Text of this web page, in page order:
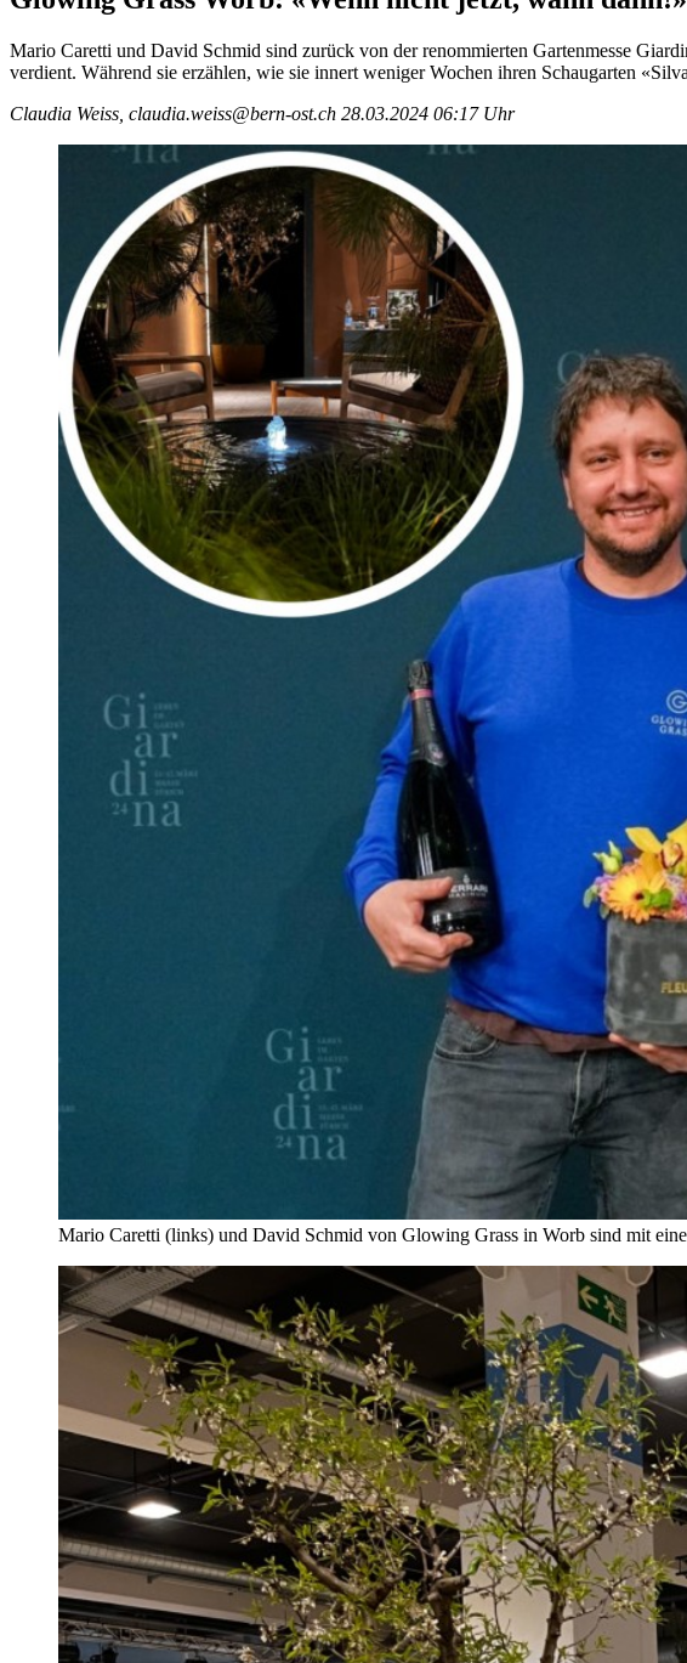
Mario Caretti und David Schmid sind zurück von der renommierten Gartenmesse
verdient. Während sie erzählen, wie sie innert weniger Wochen ihren Schaugarten
Claudia Weiss, claudia.weiss@bern-ost.ch 28.03.2024 06:17 Uhr
Mario Caretti (links) und David Schmid von Glowing Grass in Worb sind mit